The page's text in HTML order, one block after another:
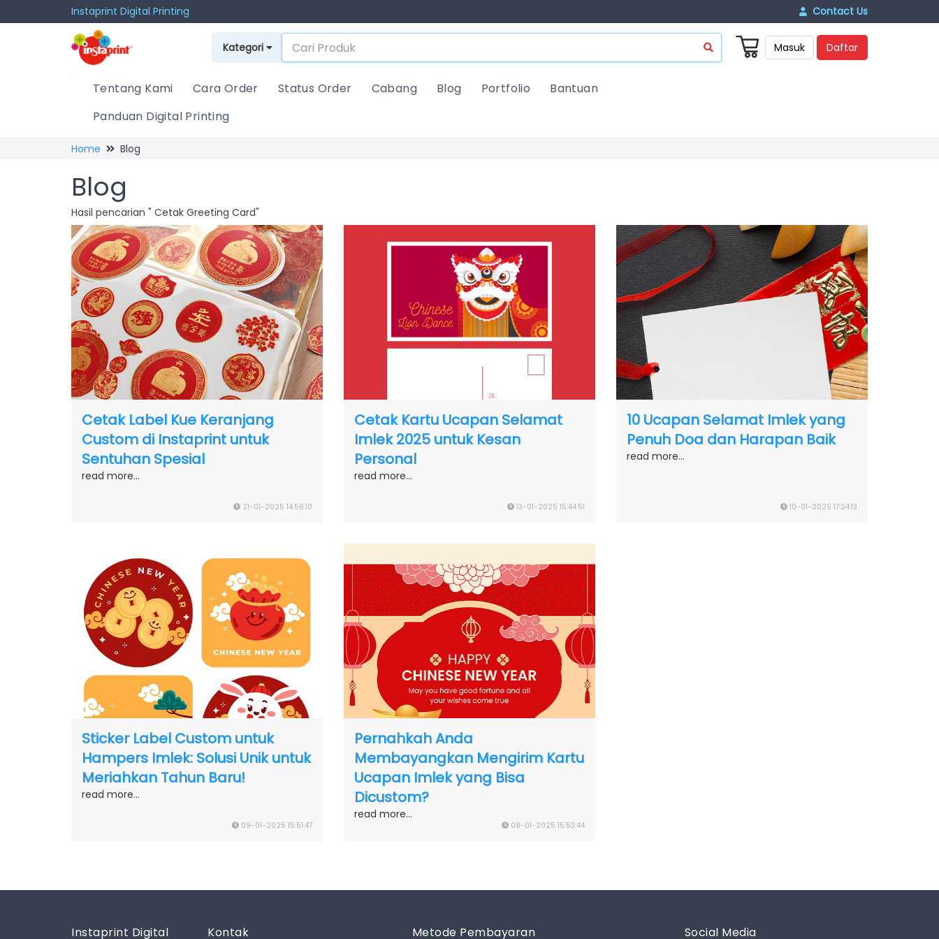
Instaprint Digital Printing Contact Us
Kategori Masuk Daftar
Tentang Kami Cara Order Status Order Cabang Blog Portfolio
Bantuan
Panduan Digital Printing
Home Blog
Blog
Hasil pencarian " Cetak Greeting Card"
Cetak Label Kue Keranjang
Custom di Instaprint untuk
Sentuhan Spesial
read more...
21-01-2025 14:56:10
Cetak Kartu Ucapan Selamat
Imlek 2025 untuk Kesan
Personal
read more...
13-01-2025 15:44:51
10 Ucapan Selamat Imlek yang
Penuh Doa dan Harapan Baik
read more...
10-01-2025 17:24:13
Sticker Label Custom untuk
Hampers Imlek: Solusi Unik untuk
Meriahkan Tahun Baru!
read more...
09-01-2025 15:51:47
Pernahkah Anda
Membayangkan Mengirim Kartu
Ucapan Imlek yang Bisa
Dicustom?
read more...
08-01-2025 15:53:44
Instaprint Digital Kontak Metode Pembayaran Social Media